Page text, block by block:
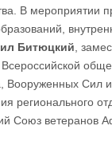
В мероприятии
Битюцкий,
Вооруженных Сил
регионального
Союз ветеранов